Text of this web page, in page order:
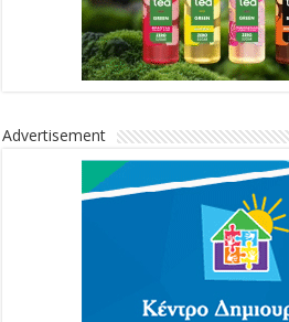
Advertisement